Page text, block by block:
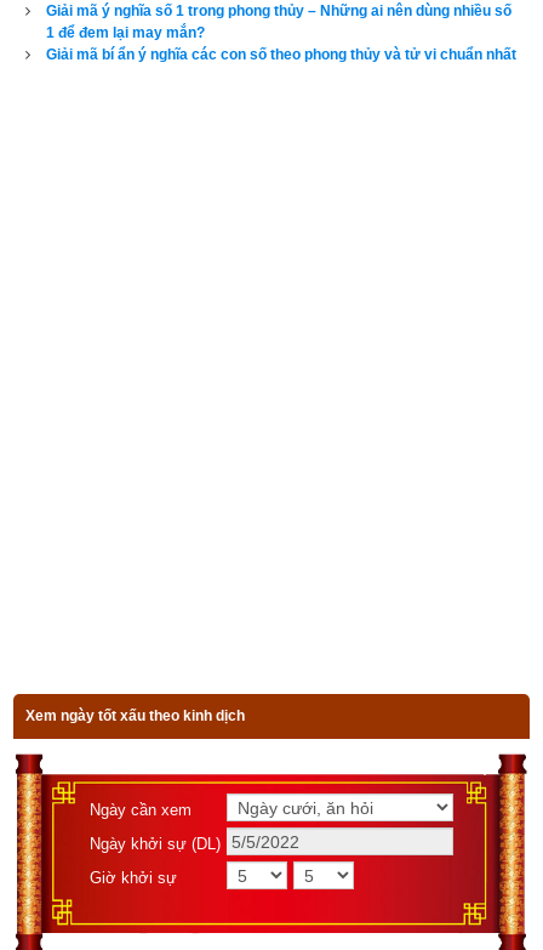
hành Hỏa.
Ví dụ 3: Người sinh 6h00 ngày 5/5/1984 Dương Lịch có 0%
Ngày sinh(DL)
Giải mã ý nghĩa số 1 trong phong thủy – Những ai nên dùng nhiều số
1 để đem lại may mắn?
Giải mã bí ẩn ý nghĩa các con số theo phong thủy và tử vi chuẩn nhất
Xem ngày tốt xấu theo kinh dịch
Ngày cần xem
Ngày khởi sự (DL)
Giờ khởi sự